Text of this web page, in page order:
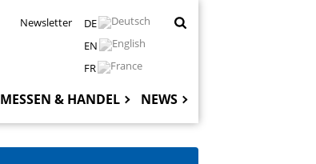
Newsletter
DE
EN
FR
MESSEN & HANDEL NEWS